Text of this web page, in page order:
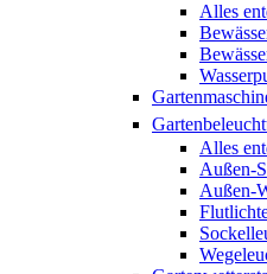
Alles
Alles
Außen-
Außen-